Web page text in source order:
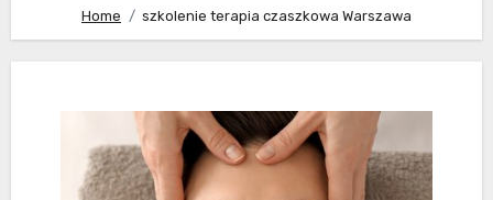
Home szkolenie terapia czaszkowa Warszawa